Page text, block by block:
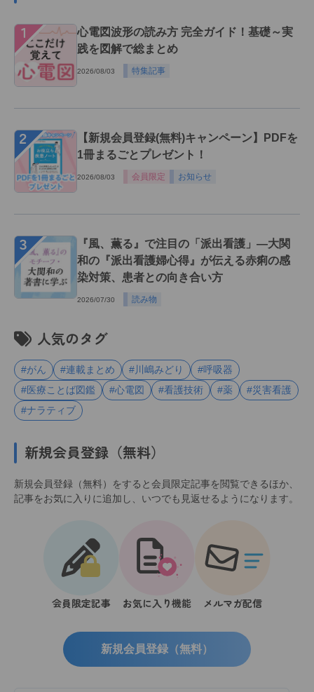
１
心電図波形の読み方 完全ガイド！基礎～実
践を図解で総まとめ
2026/08/03 特集記事
２
【新規会員登録(無料)キャンペーン】PDFを
1冊まるごとプレゼント！
2026/08/03 会員限定 お知らせ
３
『風、薫る』で注目の「派出看護」―大関
和の『派出看護婦心得』が伝える赤痢の感
染対策、患者との向き合い方
2026/07/30 読み物
人気のタグ
#がん #連載まとめ #川嶋みどり
#呼吸器
#医療ことば図鑑
#心電図 #看護技術 #薬
#災害看護
#ナラティブ
新規会員登録（無料）
新規会員登録（無料）をすると会員限定記事を閲覧できるほか、
記事をお気に入りに追加し、いつでも見返せるようになります。
会員限定記事 お気に入り機能 メルマガ配信
新規会員登録（無料）